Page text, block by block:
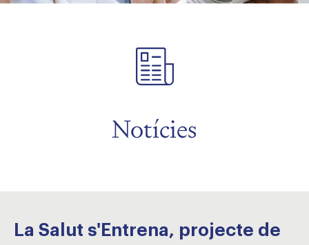
Notícies
La Salut s'Entrena, projecte de